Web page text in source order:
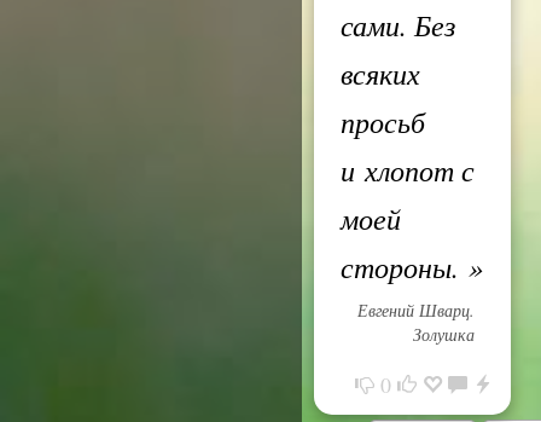
сами. Без
всяких
просьб
и хлопот с
моей
стороны. »
Евгений Шварц.
Золушка
0